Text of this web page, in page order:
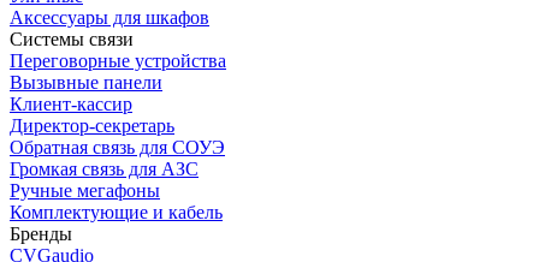
Аксессуары для шкафов
Системы связи
Переговорные устройства
Вызывные панели
Клиент-кассир
Директор-секретарь
Обратная связь для СОУЭ
Громкая связь для АЗС
Ручные мегафоны
Комплектующие и кабель
Бренды
CVGaudio